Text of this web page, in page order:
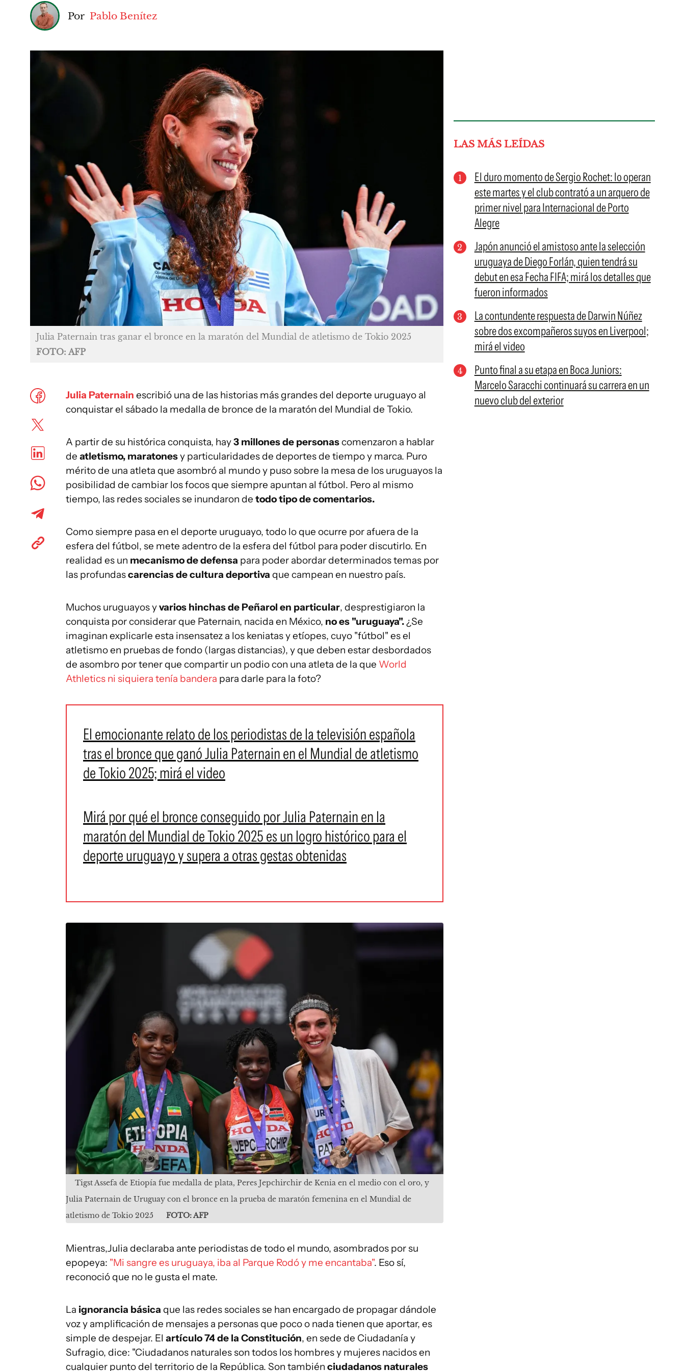
Por Pablo Benítez
Julia Paternain tras ganar el bronce en la maratón del Mundial de atletismo de Tokio 2025
FOTO: AFP
Julia Paternain escribió una de las historias más grandes del deporte uruguayo al
conquistar el sábado la medalla de bronce de la maratón del Mundial de Tokio.
A partir de su histórica conquista, hay3 millones de personascomenzaron a hablar
de atletismo, maratonesy particularidades de deportes de tiempo y marca. Puro
mérito de una atleta que asombró al mundo y puso sobre la mesa de los uruguayos la
posibilidad de cambiar los focos que siempre apuntan al fútbol. Pero al mismo
tiempo, las redes sociales se inundaron de todo tipo de comentarios.
Como siempre pasa en el deporte uruguayo, todo lo que ocurre por afuera de la
esfera del fútbol, se mete adentro de la esfera del fútbol para poder discutirlo. En
realidad es un mecanismo de defensa para poder abordar determinados temas por
las profundascarencias de cultura deportiva que campean en nuestro país.
Muchos uruguayos yvarios hinchas de Peñarol en particular, desprestigiaron la
conquista por considerar que Paternain, nacida en México, no es "uruguaya".¿Se
imaginan explicarle esta insensatez a los keniatas y etíopes, cuyo "fútbol" es el
atletismo en pruebas de fondo (largas distancias), y que deben estar desbordados
de asombro por tener que compartir un podio con una atleta de la que World
Athletics ni siquiera tenía bandera para darle para la foto?
El emocionante relato de los periodistas de la televisión española
tras el bronce que ganó Julia Paternain en el Mundial de atletismo
de Tokio 2025; mirá el video
Mirá por qué el bronce conseguido por Julia Paternain en la
maratón del Mundial de Tokio 2025 es un logro histórico para el
deporte uruguayo y supera a otras gestas obtenidas
Tigst Assefa de Etiopía fue medalla de plata, Peres Jepchirchir de Kenia en el medio con el oro, y
Julia Paternain de Uruguay con el bronce en la prueba de maratón femenina en el Mundial de
atletismo de Tokio 2025
FOTO: AFP
Mientras,Julia declaraba ante periodistas de todo el mundo, asombrados por su
epopeya: "Mi sangre es uruguaya, iba al Parque Rodó y me encantaba". Eso sí,
reconoció que no le gusta el mate.
La ignorancia básica que las redes sociales se han encargado de propagar dándole
voz y amplificación de mensajes a personas que poco o nada tienen que aportar, es
simple de despejar. El artículo 74 de la Constitución, en sede de Ciudadanía y
Sufragio, dice: "Ciudadanos naturales son todos los hombres y mujeres nacidos en
cualquier punto del territorio de la República. Son también ciudadanos naturales
LAS MÁS LEÍDAS
El duro momento de Sergio Rochet: lo operan
este martes y el club contrató a un arquero de
primer nivel para Internacional de Porto
Alegre
Japón anunció el amistoso ante la selección
uruguaya de Diego Forlán, quien tendrá su
debut en esa Fecha FIFA; mirá los detalles que
fueron informados
La contundente respuesta de Darwin Núñez
sobre dos excompañeros suyos en Liverpool;
mirá el video
Punto final a su etapa en Boca Juniors:
Marcelo Saracchi continuará su carrera en un
nuevo club del exterior